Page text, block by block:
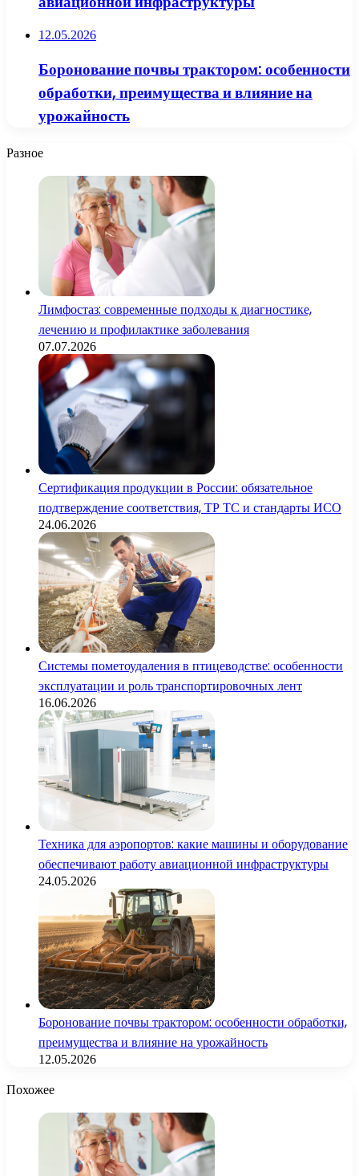
12.05.2026
Боронование почвы трактором: особенности
обработки, преимущества и влияние на
урожайность
Разное
Лимфостаз: современные подходы к диагностике,
лечению и профилактике заболевания
07.07.2026
Сертификация продукции в России: обязательное
подтверждение соответствия, ТР ТС и стандарты ИСО
24.06.2026
Системы пометоудаления в птицеводстве: особенности
эксплуатации и роль транспортировочных лент
16.06.2026
Техника для аэропортов: какие машины и оборудование
обеспечивают работу авиационной инфраструктуры
24.05.2026
Боронование почвы трактором: особенности обработки,
преимущества и влияние на урожайность
12.05.2026
Похожее